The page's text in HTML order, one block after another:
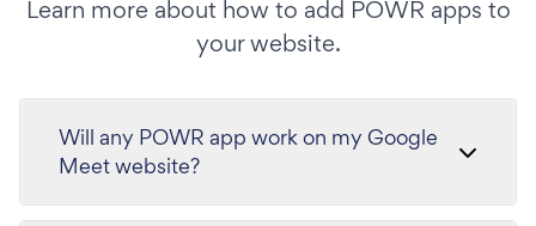
Learn more about how to add POWR apps to
your website.
Will any POWR app work on my Google
Meet website?